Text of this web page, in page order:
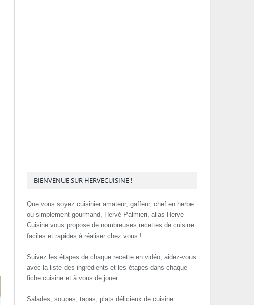
BIENVENUE SUR HERVECUISINE !
Que vous soyez cuisinier amateur, gaffeur, chef en herbe
ou simplement gourmand, Hervé Palmieri, alias Hervé
Cuisine vous propose de nombreuses recettes de cuisine
faciles et rapides à réaliser chez vous !
Suivez les étapes de chaque recette en vidéo, aidez-vous
avec la liste des ingrédients et les étapes dans chaque
fiche cuisine et à vous de jouer.
Salades, soupes, tapas, plats délicieux de cuisine